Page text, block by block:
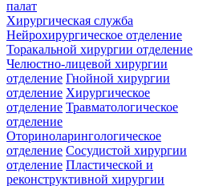
палат
Хирургическая служба
Нейрохирургическое отделение
Торакальной хирургии отделение
Челюстно-лицевой хирургии
отделение Гнойной хирургии
отделение Хирургическое
отделение Травматологическое
отделение
Оториноларингологическое
отделение Сосудистой хирургии
отделение Пластической и
реконструктивной хирургии